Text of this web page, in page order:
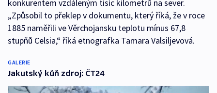
konkurentem vzdáleným tisíc kilometrů na sever.
„Způsobil to překlep v dokumentu, který říká, že v roce
1885 naměřili ve Věrchojansku teplotu mínus 67,8
stupňů Celsia,“ říká etnografka Tamara Valsiljevová.
GALERIE
Jakutský kůň zdroj: ČT24